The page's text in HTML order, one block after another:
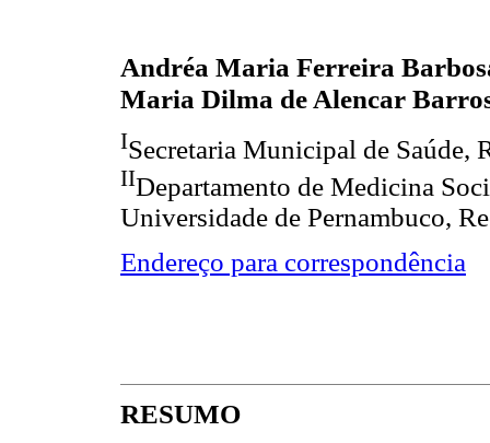
Andréa Maria Ferreira
Maria Dilma de Alencar
ISecretaria Municipal de Saúde,
IIDepartamento de Medicina
Universidade de Pernambuco,
Endereço para correspondência
RESUMO